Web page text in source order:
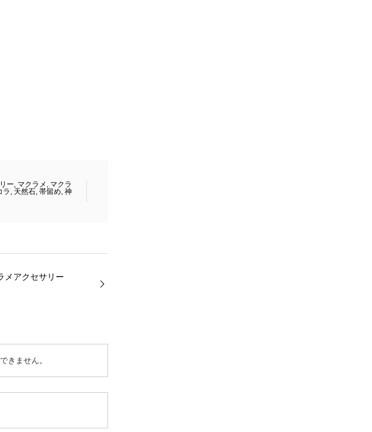
ー, マクラメ , マクラ
ラ , 天然石, 帯留め, 神
メアクセサリー
きません。